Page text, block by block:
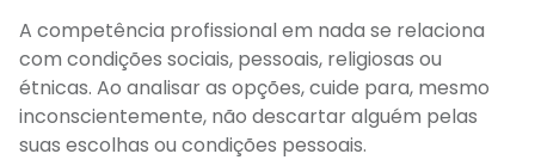
A competência profissional em nada se relaciona
com condições sociais, pessoais, religiosas ou
étnicas. Ao analisar as opções, cuide para, mesmo
inconscientemente, não descartar alguém pelas
suas escolhas ou condições pessoais.